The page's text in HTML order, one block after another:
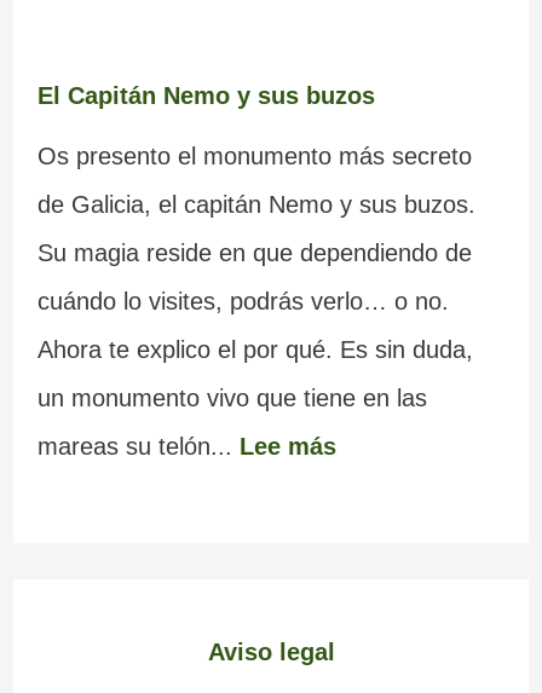
El Capitán Nemo y sus buzos
Os presento el monumento más secreto
de Galicia, el capitán Nemo y sus buzos.
Su magia reside en que dependiendo de
cuándo lo visites, podrás verlo… o no.
Ahora te explico el por qué. Es sin duda,
un monumento vivo que tiene en las
mareas su telón... Lee más
Aviso legal